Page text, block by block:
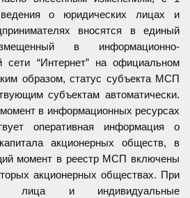
о юридических лицах и
вносятся в единый
в информационно-
сети “Интернет” на официальном
образом, статус субъекта МСП
субъектам автоматически.
в информационных ресурсах
оперативная информация о
акционерных обществ, в
момент в реестр МСП включены
акционерных обществах. При
лица и индивидуальные